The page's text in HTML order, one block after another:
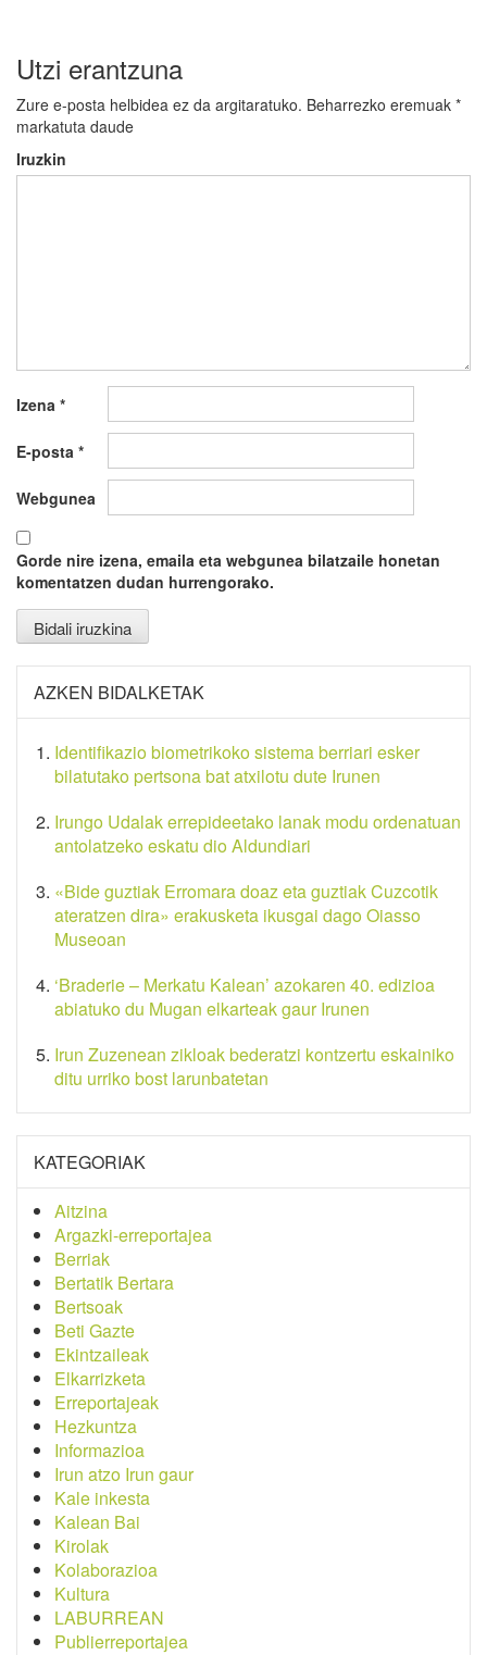
Utzi erantzuna
Zure e-posta helbidea ez da argitaratuko. Beharrezko eremuak *
markatuta daude
Iruzkin
Izena *
E-posta *
Webgunea
Gorde nire izena, emaila eta webgunea bilatzaile honetan
komentatzen dudan hurrengorako.
AZKEN BIDALKETAK
Identifikazio biometrikoko sistema berriari esker
bilatutako pertsona bat atxilotu dute Irunen
Irungo Udalak errepideetako lanak modu ordenatuan
antolatzeko eskatu dio Aldundiari
«Bide guztiak Erromara doaz eta guztiak Cuzcotik
ateratzen dira» erakusketa ikusgai dago Oiasso
Museoan
‘Braderie – Merkatu Kalean’ azokaren 40. edizioa
abiatuko du Mugan elkarteak gaur Irunen
Irun Zuzenean zikloak bederatzi kontzertu eskainiko
ditu urriko bost larunbatetan
KATEGORIAK
Aitzina
Argazki-erreportajea
Berriak
Bertatik Bertara
Bertsoak
Beti Gazte
Ekintzaileak
Elkarrizketa
Erreportajeak
Hezkuntza
Informazioa
Irun atzo Irun gaur
Kale inkesta
Kalean Bai
Kirolak
Kolaborazioa
Kultura
LABURREAN
Publierreportajea